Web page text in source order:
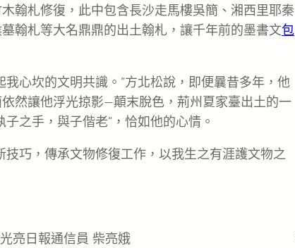
翰札修復，此中包含長沙走馬樓吳簡、湘西里耶秦
翰札等大名鼎鼎的出土翰札，讓千年前的墨書文包
我心坎的文明共識。”方北松說，即便曩昔多年，他
然讓他浮光掠影—顛末脫色，荊州夏家臺出土的一
之手，與子偕老”，恰如他的心情。
技巧，傳承文物修復工作，以我生之有涯護文物之
亮日報通信員 柴亮娥